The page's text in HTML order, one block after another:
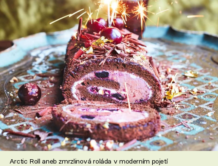
Arctic Roll aneb zmrzlinová roláda v moderním pojetí